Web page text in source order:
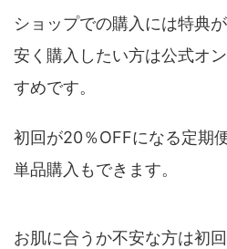
ショップでの購入には特典
安く購入したい方は公式オ
すめです。
初回が20％OFFになる定期
単品購入もできます。
お肌に合うか不安な方は初